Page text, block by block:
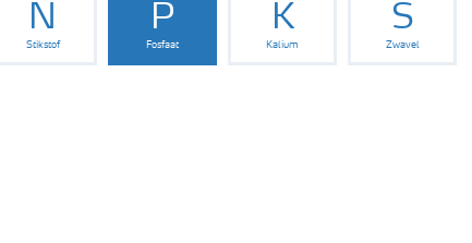
N
Stikstof
P
Fosfaat
K
Kalium
S
Zwavel